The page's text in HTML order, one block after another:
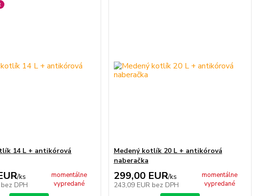
14 L + antikórová
/ks
bez DPH
momentálne
vypredané
Medený kotlík 20 L + antikórová
naberačka
299,00 EUR/ks
243,09 EUR bez DPH
momentálne
vypredané